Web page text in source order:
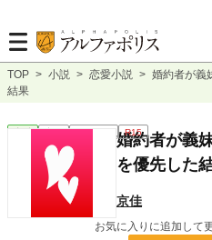
TOP > 小説 > 恋愛小説 > 婚約者が義
結果
恋愛 完結 ｼｮｰﾄｼｮｰﾄ R15
婚約者が義
を優先した
京佳
お気に入りに追加して